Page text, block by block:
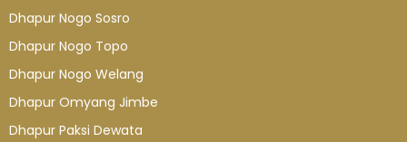
Dhapur Nogo Sosro
Dhapur Nogo Topo
Dhapur Nogo Welang
Dhapur Omyang Jimbe
Dhapur Paksi Dewata